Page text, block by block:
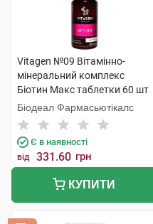
Vitagen №09 Вітамінно-
мінеральний комплекс
Біотин Макс таблетки 60 шт
Біодеал Фармасьютікалс
Є в наявності
від 331.60 грн
КУПИТИ